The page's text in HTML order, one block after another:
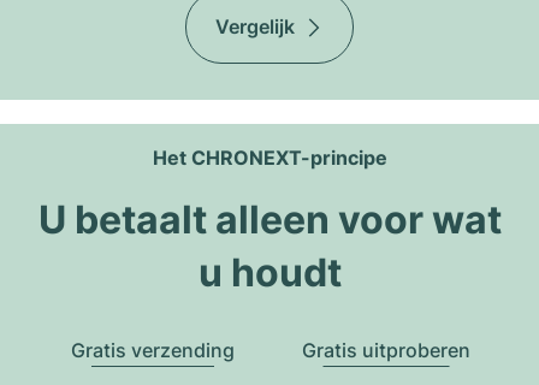
Vergelijk
Het CHRONEXT-principe
U betaalt alleen voor wat
u houdt
Gratis verzending Gratis uitproberen